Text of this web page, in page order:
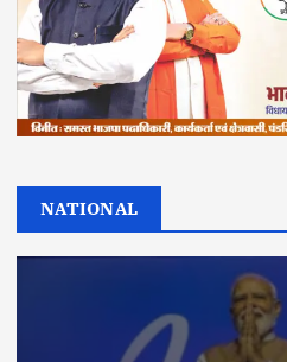
NATIONAL